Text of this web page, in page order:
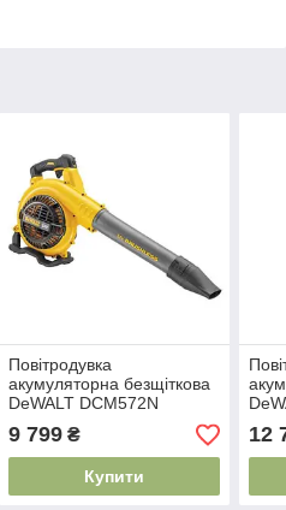
Повітродувка
акумуляторна безщіткова
DeWALT DCM572N
9 799₴
Купити
12